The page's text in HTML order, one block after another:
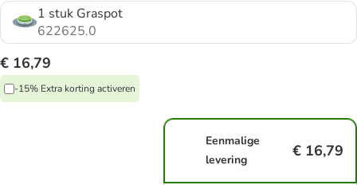
1 stuk Graspot
622625.0
€ 16,79
-15% Extra korting activeren
Eenmalige
levering
€ 16,79